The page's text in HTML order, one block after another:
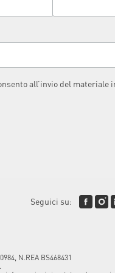
all’invio del materiale
Seguici su:
N.REA BS468431